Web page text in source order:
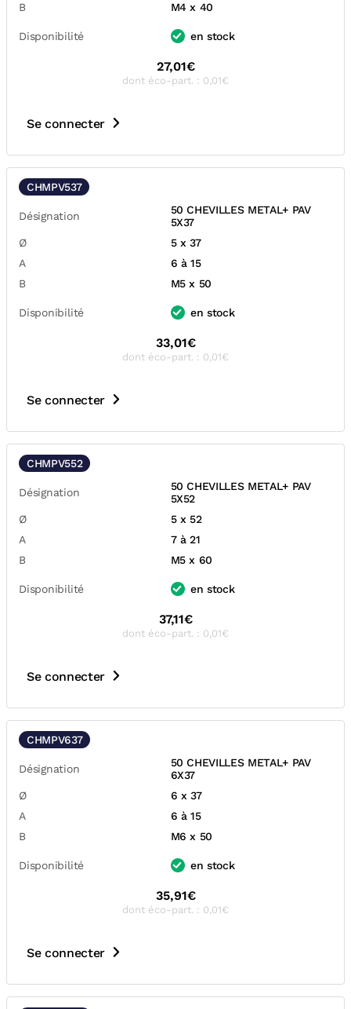
B
M4 x 40
Disponibilité en stock
27,01€
dont éco-part. : 0,01€
Se connecter
CHMPV537
Désignation
50 CHEVILLES METAL+ PAV
5X37
Ø
5 x 37
A
6 à 15
B
M5 x 50
Disponibilité en stock
33,01€
dont éco-part. : 0,01€
Se connecter
CHMPV552
Désignation
50 CHEVILLES METAL+ PAV
5X52
Ø
5 x 52
A
7 à 21
B
M5 x 60
Disponibilité en stock
37,11€
dont éco-part. : 0,01€
Se connecter
CHMPV637
Désignation
50 CHEVILLES METAL+ PAV
6X37
Ø
6 x 37
A
6 à 15
B
M6 x 50
Disponibilité en stock
35,91€
dont éco-part. : 0,01€
Se connecter